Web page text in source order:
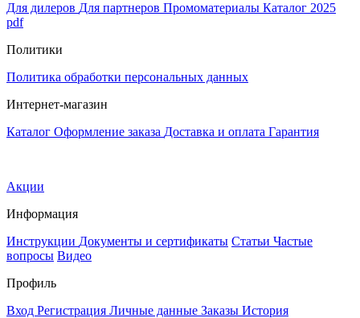
Для дилеров Для партнеров Промоматериалы Каталог 2025
pdf
Политики
Политика обработки персональных данных
Интернет-магазин
Каталог Оформление заказа Доставка и оплата Гарантия
Акции
Информация
Инструкции Документы и сертификаты Статьи Частые
вопросы Видео
Профиль
Вход Регистрация Личные данные Заказы История